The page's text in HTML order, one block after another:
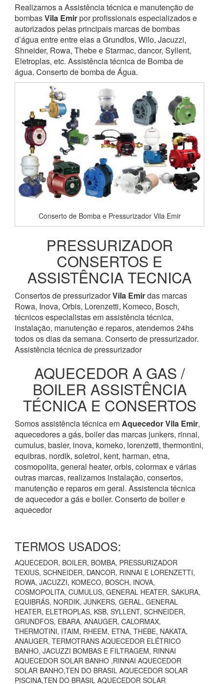
Realizamos a Assistência técnica e manutenção de
bombasVila Emirpor profissionais especializados e
autorizados pelas principais marcas de bombas
d’água entre entre elas a Grundfos, Wilo, Jacuzzi,
Shneider, Rowa, Thebe e Starmac, dancor, Syllent,
Eletroplas, etc. Assistência técnica de Bomba de
água. Conserto de bomba de Água.
Conserto de Bomba e Pressurizador Vila Emir
PRESSURIZADOR
CONSERTOS E
ASSISTÊNCIA TECNICA
Consertos de pressurizadorVila Emirdas marcas
Rowa, Inova, Orbis, Lorenzetti, Komeco, Bosch,
técnicos especialistas em assistência técnica,
instalação, manutenção e reparos, atendemos 24hs
todos os dias da semana. Conserto de pressurizador.
Assistência técnica de pressurizador
AQUECEDOR A GAS /
BOILER ASSISTÊNCIA
TÉCNICA E CONSERTOS
Somos assistência técnica emAquecedorVila Emir,
aquecedores a gás, boiler das marcas junkers, rinnai,
cumulus, basler, inova, komeko, lorenzetti, thermontini,
equibras, nordik, soletrol, kent, harman, etna,
cosmopolita, general heater, orbis, colormax e várias
outras marcas, realizamos instalação, consertos,
manutenção e reparos em geral. Assistencia técnica
de aquecedor a gás e boiler. Conserto de boiler e
aquecedor
TERMOS USADOS:
AQUECEDOR, BOILER, BOMBA, PRESSURIZADOR
TEXIUS, SCHNEIDER, DANCOR, RINNAI E LORENZETTI,
ROWA, JACUZZI, KOMECO, BOSCH, INOVA,
COSMOPOLITA, CUMULUS, GENERAL HEATER, SAKURA,
EQUIBRÁS, NORDIK, JUNKERS, GERAL, GENERAL
HEATER, ELETROPLAS, KSB, SYLLENT, SCHNEIDER,
GRUNDFOS, EBARA, ANAUGER, CALORMAX,
THERMOTINI, ITAIM, RHEEM, ETNA, THEBE, NAKATA,
ANAUGER, TERMOTRANS AQUECEDOR ELÉTRICO
BANHO, JACUZZI BOMBAS E FILTRAGEM, RINNAI
AQUECEDOR SOLAR BANHO ,RINNAI AQUECEDOR
SOLAR BANHO,TEN DO BRASIL AQUECEDOR SOLAR
PISCINA,TEN DO BRASIL AQUECEDOR SOLAR